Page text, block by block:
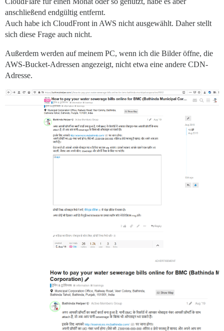
anschließend endgültig entfernt.
Auch habe ich CloudFront in AWS nicht ausgewählt. Daher stellt
sich diese Frage auch nicht.
Außerdem werden auf meinem PC, wenn ich die Bilder öffne, die
AWS-Bucket-Adressen angezeigt, nicht etwa eine andere CDN-
Adresse.